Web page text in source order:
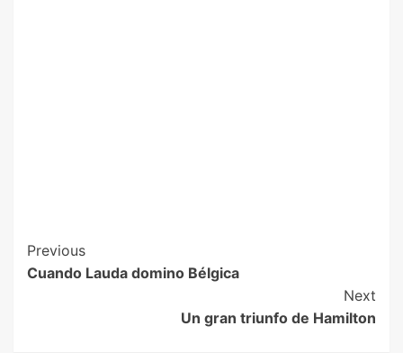
Previous
Cuando Lauda domino Bélgica
Next
Un gran triunfo de Hamilton